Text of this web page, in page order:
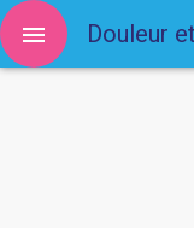
Douleur